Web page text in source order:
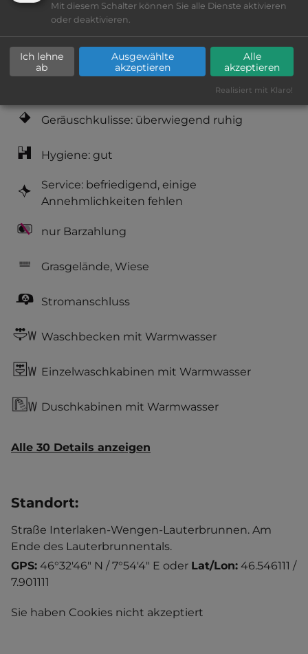
Klassifizierung: befriedigend
Lage: schön
Geräuschkulisse: überwiegend ruhig
Hygiene: gut
Service: befriedigend, einige
Annehmlichkeiten fehlen
nur Barzahlung
Grasgelände, Wiese
Stromanschluss
Waschbecken mit Warmwasser
Einzelwaschkabinen mit Warmwasser
Duschkabinen mit Warmwasser
Alle 30 Details anzeigen
Standort:
Straße Interlaken-Wengen-Lauterbrunnen. Am
Ende des Lauterbrunnentals.
GPS: 46°32'46" N / 7°54'4" E oder Lat/Lon: 46.546111 /
7.901111
Sie haben Cookies nicht akzeptiert
Mit diesem Schalter können Sie alle Dienste aktivieren
oder deaktivieren.
Ich lehne
ab
Ausgewählte
akzeptieren
Alle
akzeptieren
Realisiert mit Klaro!